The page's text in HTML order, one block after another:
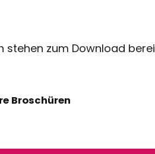
stehen zum Download
Broschüren